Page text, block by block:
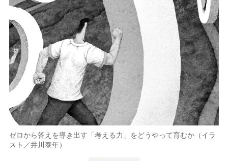
ゼロから答えを導き出す「考える力」をどうやって育むか（イラ
スト／井川泰年）